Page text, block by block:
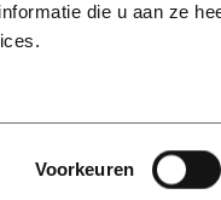
die u aan ze
Voorkeuren
Contact